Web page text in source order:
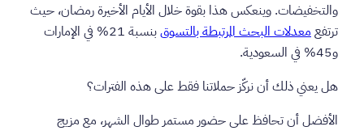
والتخفيضات. وينعكس هذا بقوة خلال الأيام الأخيرة رمضان، حيث
ترتفعمعدلات البحث المرتبطة بالتسوق
بنسبة 21% في الإمارات
و45% في السعودية.
هل يعني ذلك أن نركّز حملاتنا فقط على هذه الفترات؟
الأفضل أن تحافظ على حضور مستمر طوال الشهر، مع مزيج